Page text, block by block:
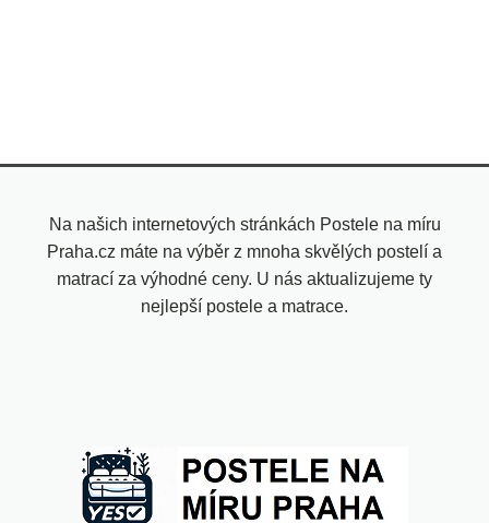
Na našich internetových stránkách Postele na míru
Praha.cz máte na výběr z mnoha skvělých postelí a
matrací za výhodné ceny. U nás aktualizujeme ty
nejlepší postele a matrace.